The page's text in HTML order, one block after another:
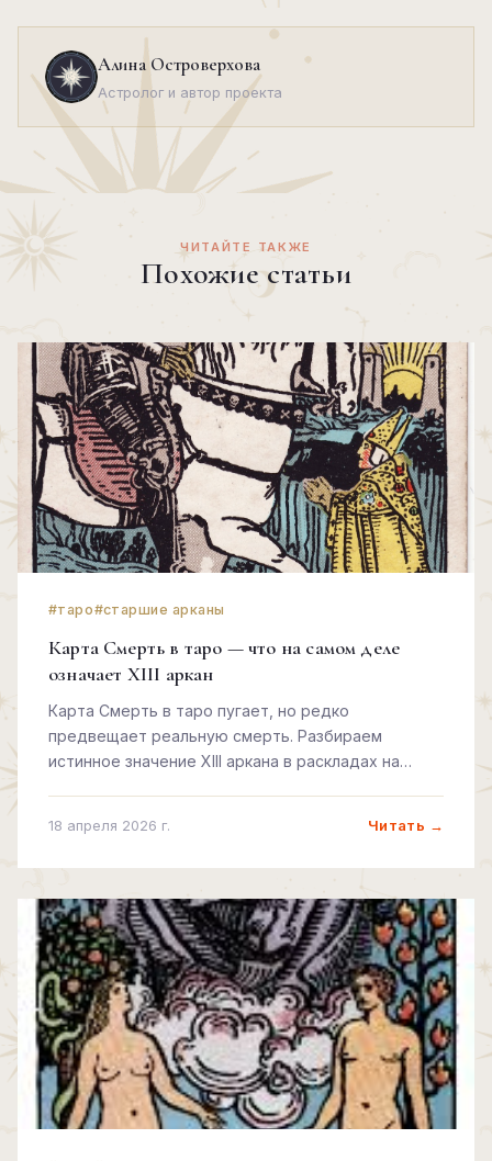
Алина Островерхова
Астролог и автор проекта
ЧИТАЙТЕ ТАКЖЕ
Похожие статьи
#таро#старшие арканы
Карта Смерть в таро — что на самом деле
означает XIII аркан
Карта Смерть в таро пугает, но редко
предвещает реальную смерть. Разбираем
истинное значение XIII аркана в раскладах на
18 апреля 2026 г. Читать →